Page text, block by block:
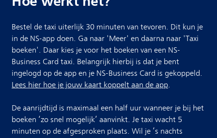
Bestel de taxi uiterlijk 30 minuten van tevoren. Dit kun je
in de NS-app doen. Ga naar 'Meer' en daarna naar 'Taxi
boeken'. Daar kies je voor het boeken van een NS-
Business Card taxi. Belangrijk hierbij is dat je bent
ingelogd op de app en je NS-Business Card is gekoppeld.
Lees hier hoe je jouw kaart koppelt aan de app.
De aanrijdtijd is maximaal een half uur wanneer je bij het
boeken ‘zo snel mogelijk’ aanvinkt. Je taxi wacht 5
minuten op de afgesproken plaats. Wil je ‘s nachts